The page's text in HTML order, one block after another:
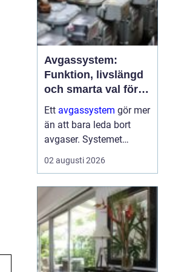
Avgassystem:
Funktion, livslängd
och smarta val för
bilägare
Ett avgassystem gör mer
än att bara leda bort
avgaser. Systemet
dämpar ljud, minskar
skadliga utsläpp och
passagerare. När
avgassystemet fungerar
som det ...
02 augusti 2026